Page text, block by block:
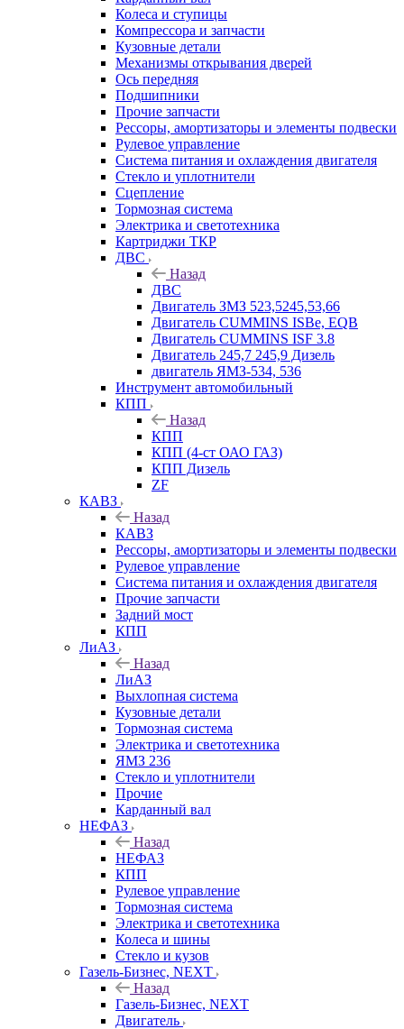
Колеса и ступицы
Компрессора и запчасти
Кузовные детали
Механизмы открывания дверей
Ось передняя
Подшипники
Прочие запчасти
Рессоры, амортизаторы и элементы подвески
Рулевое управление
Система питания и охлаждения двигателя
Стекло и уплотнители
Сцепление
Тормозная система
Электрика и светотехника
Картриджи ТКР
ДВС
Назад
ДВС
Двигатель ЗМЗ 523,5245,53,66
Двигатель CUMMINS ISBe, EQB
Двигатель CUMMINS ISF 3.8
Двигатель 245,7 245,9 Дизель
двигатель ЯМЗ-534, 536
Инструмент автомобильный
КПП
Назад
КПП
КПП (4-ст ОАО ГАЗ)
КПП Дизель
ZF
КАВЗ
Назад
КАВЗ
Рессоры, амортизаторы и элементы подвески
Рулевое управление
Система питания и охлаждения двигателя
Прочие запчасти
Задний мост
КПП
ЛиАЗ
Назад
ЛиАЗ
Выхлопная система
Кузовные детали
Тормозная система
Электрика и светотехника
ЯМЗ 236
Стекло и уплотнители
Прочие
Карданный вал
НЕФАЗ
Назад
НЕФАЗ
КПП
Рулевое управление
Тормозная система
Электрика и светотехника
Колеса и шины
Стекло и кузов
Газель-Бизнес, NEXT
Назад
Газель-Бизнес, NEXT
Двигатель